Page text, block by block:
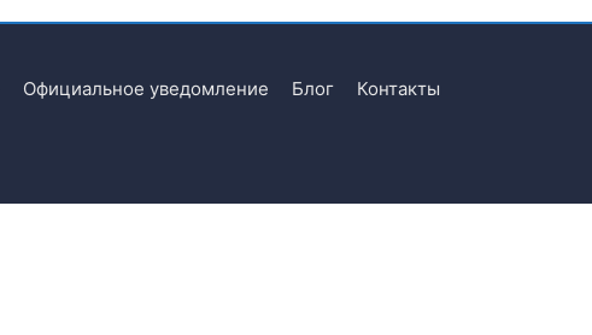
Официальное уведомление Блог Контакты